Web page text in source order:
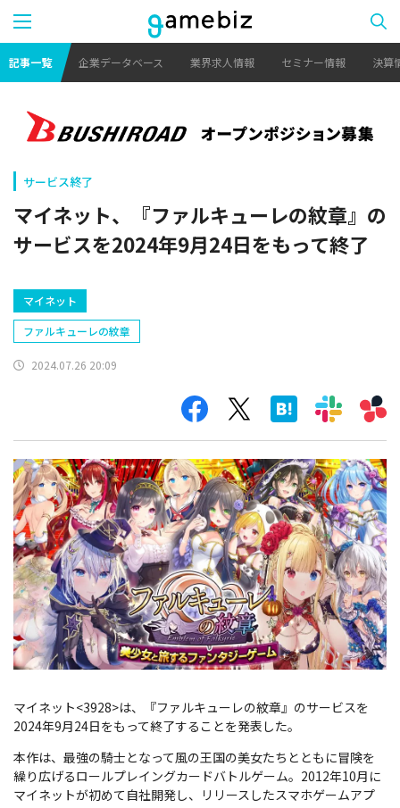
記事一覧 企業データベース 業界求人情報 セミナー情報 決算
サービス終了
マイネット、『ファルキューレの紋章』の
サービスを2024年9月24日をもって終了
マイネット
ファルキューレの紋章
2024.07.26 20:09
マイネット<3928>は、『ファルキューレの紋章』のサービスを
2024年9月24日をもって終了することを発表した。
本作は、最強の騎士となって風の王国の美女たちとともに冒険を
繰り広げるロールプレイングカードバトルゲーム。2012年10月に
マイネットが初めて自社開発し、リリースしたスマホゲームアプ